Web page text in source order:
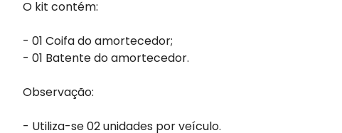
O kit contém:
- 01 Coifa do amortecedor;
- 01 Batente do amortecedor.
Observação:
- Utiliza-se 02 unidades por veículo.